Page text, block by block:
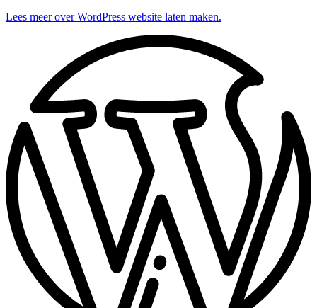
Lees meer over WordPress website laten maken.